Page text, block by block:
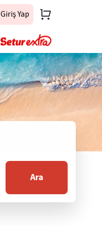
Giriş Yap
Ara